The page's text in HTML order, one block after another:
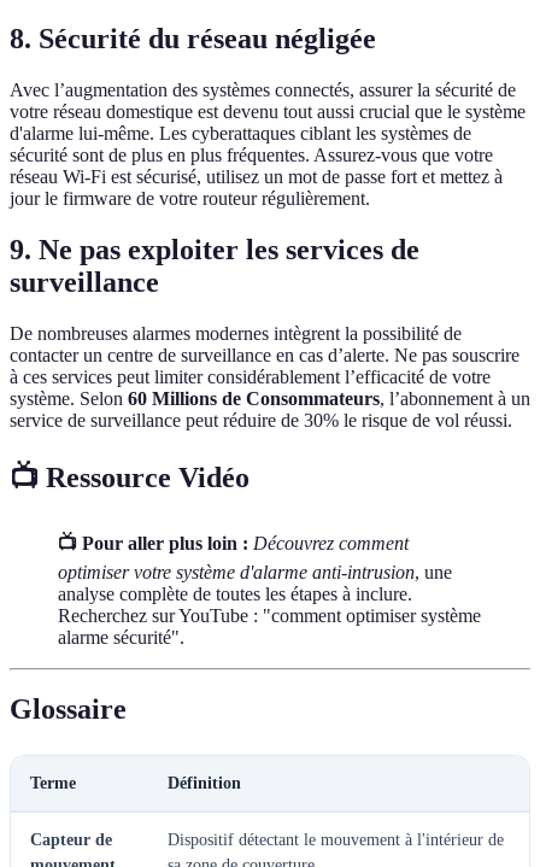
8. Sécurité du réseau négligée
Avec l’augmentation des systèmes connectés, assurer la sécurité de
votre réseau domestique est devenu tout aussi crucial que le système
d'alarme lui-même. Les cyberattaques ciblant les systèmes de
sécurité sont de plus en plus fréquentes. Assurez-vous que votre
réseau Wi-Fi est sécurisé, utilisez un mot de passe fort et mettez à
jour le firmware de votre routeur régulièrement.
9. Ne pas exploiter les services de
surveillance
De nombreuses alarmes modernes intègrent la possibilité de
contacter un centre de surveillance en cas d’alerte. Ne pas souscrire
à ces services peut limiter considérablement l’efficacité de votre
système. Selon 60 Millions de Consommateurs, l’abonnement à un
service de surveillance peut réduire de 30% le risque de vol réussi.
📺 Ressource Vidéo
📺 Pour aller plus loin : Découvrez comment
optimiser votre système d'alarme anti-intrusion, une
analyse complète de toutes les étapes à inclure.
Recherchez sur YouTube : "comment optimiser système
alarme sécurité".
Glossaire
Terme Définition
Capteur de
Dispositif détectant le mouvement à l'intérieur de